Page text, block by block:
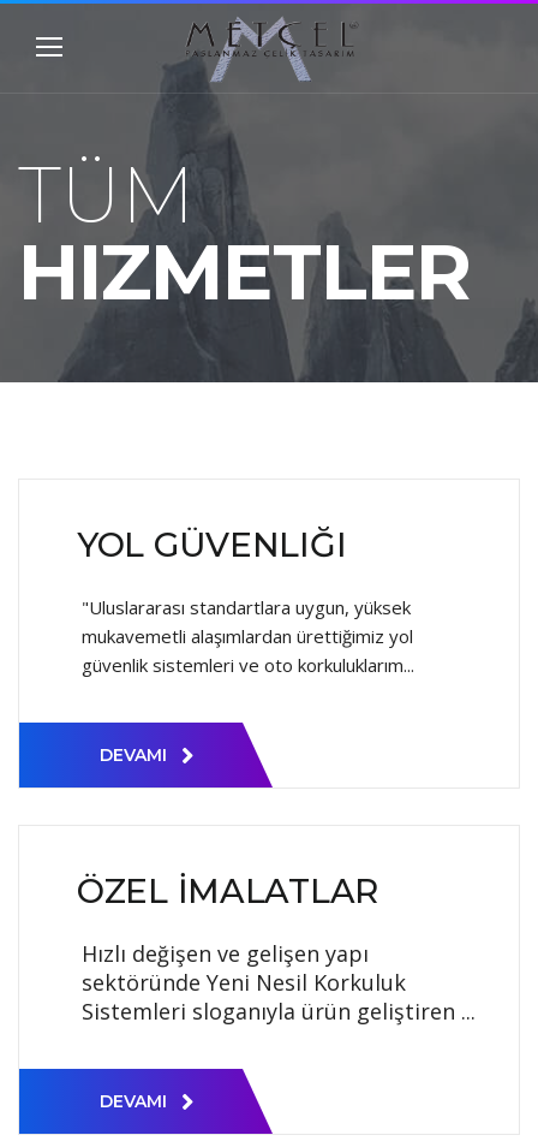
TÜM
HIZMETLER
YOL GÜVENLIĞI
"Uluslararası standartlara uygun, yüksek
mukavemetli alaşımlardan ürettiğimiz yol
güvenlik sistemleri ve oto korkuluklarım...
DEVAMI
ÖZEL İMALATLAR
Hızlı değişen ve gelişen yapı
sektöründe Yeni Nesil Korkuluk
Sistemleri sloganıyla ürün geliştiren ...
DEVAMI